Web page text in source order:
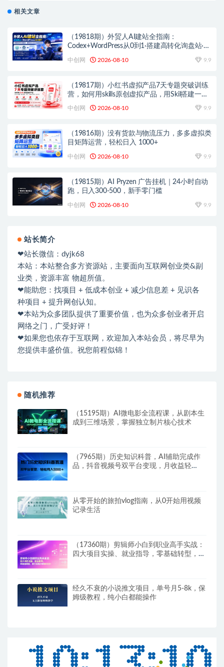
相关文章
（19818期）外贸人AI建站全指南：
Codex+WordPress从0到1·搭建高转化询盘站·解
中创网 2026-08-10 9.9
（19817期）小红书虚拟产品7天专题突破训练
营，如何用skills原创虚拟产品，用Skil搭建一套
中创网 2026-08-10 9.9
（19816期）没有货款与物流压力，多多虚拟类
目矩阵运营，轻松日入 1000+
中创网 2026-08-10 9.9
（19815期）AI Pryzen 广告挂机｜24小时自动
跑，日入300-500，新手零门槛
中创网 2026-08-10 9.9
站长简介
❤站长微信：dyjk68
本站：本站整合多方资源站，主要面向互联网创业类&副
业类，资源丰富 物超所值。
❤能助您：找项目 + 低成本创业 + 减少信息差 + 见识各
种项目 + 提升网创认知。
❤本站为众多团队提供了重要价值，也为众多创业者开启
网络之门，广受好评！
❤如果您也依存于互联网，欢迎加入本站会员，将尽早为
您提供丰盛价值。祝您前程似锦！
随机推荐
（15195期）AI微电影全流程课，从剧本生
成到三维场景，掌握独立制片核心技术
（7965期）历史知识科普，AI辅助完成作
品，抖音视频号双平台变现，月收益轻
从零开始的旅拍vlog指南，从0开始用视频
记录生活
（17360期）剪辑师小白到职业高手实战：
四大项目实操、就业指导，零基础转型，助
经久不衰的小说推文项目，单号月5-8k，保
姆级教程，纯小白都能操作